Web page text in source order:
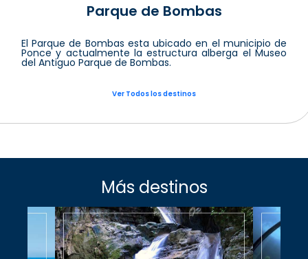
Parque de Bombas
El Parque de Bombas esta ubicado en el municipio de
Ponce y actualmente la estructura alberga el Museo
del Antiguo Parque de Bombas.
Ver Todos los destinos
Más destinos